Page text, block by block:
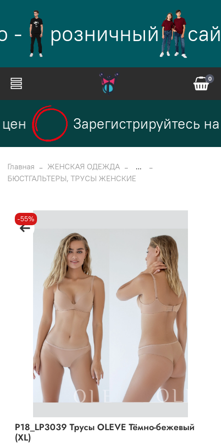
- розничный
0
Зарегистрируйтесь на
Главная ЖЕНСКАЯ ОДЕЖДА
...
БЮСТГАЛЬТЕРЫ, ТРУСЫ ЖЕНСКИЕ
-55%
P18_LP3039 Трусы OLEVE Тёмно-бежевый
(XL)